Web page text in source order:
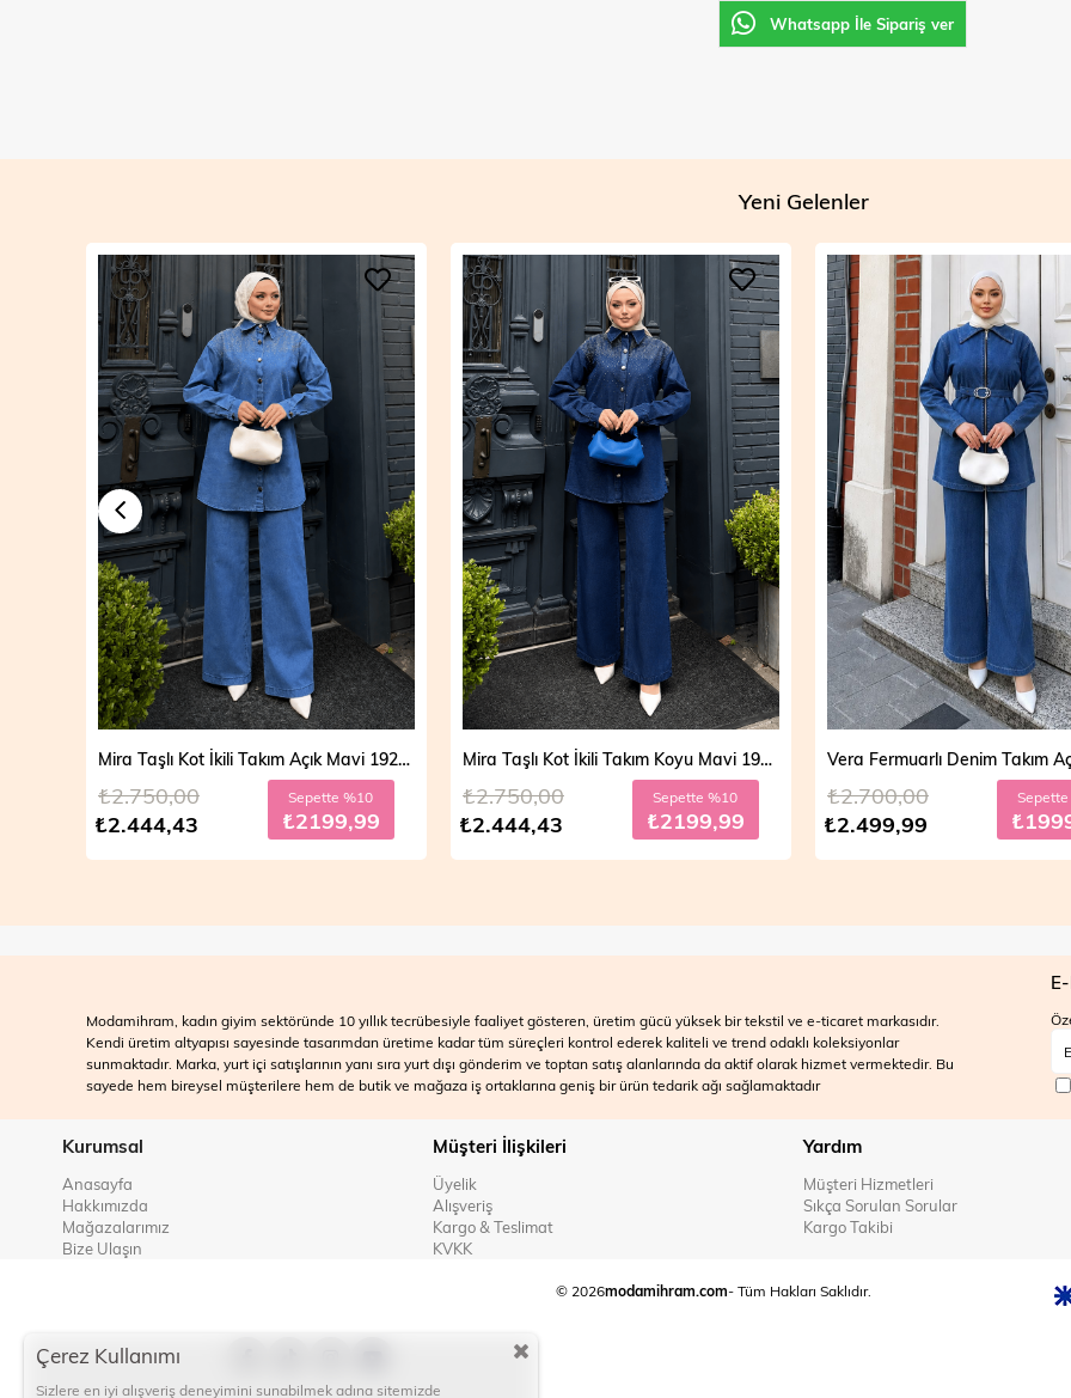
Whatsapp İle Sipariş ver
Yeni Gelenler
Mira Taşlı Kot İkili Takım Koyu Mavi 19286
₺2.444,43
₺2.750,00 Sepette %10
₺2199,99
Vera Fermuarlı Denim Takım Açık Mavi 19298
₺2.499,99
₺2.700,00 Sepette %20
₺1999,99 ₺2.499,99
₺2.700,00
Modamihram, kadın giyim sektöründe 10 yıllık tecrübesiyle faaliyet gösteren, üretim gücü yüksek bir tekstil ve e-ticaret markasıdır.
Kendi üretim altyapısı sayesinde tasarımdan üretime kadar tüm süreçleri kontrol ederek kaliteli ve trend odaklı koleksiyonlar
sunmaktadır. Marka, yurt içi satışlarının yanı sıra yurt dışı gönderim ve toptan satış alanlarında da aktif olarak hizmet vermektedir. Bu
sayede hem bireysel müşterilere hem de butik ve mağaza iş ortaklarına geniş bir ürün tedarik ağı sağlamaktadır
Kurumsal
Anasayfa
Hakkımızda
Mağazalarımız
Bize Ulaşın
Müşteri İlişkileri
Üyelik
Alışveriş
Kargo & Teslimat
KVKK
Yardım
Müşteri Hizmetleri
Sıkça Sorulan Sorular
Kargo Takibi
© 2026modamihram.com- Tüm Hakları Saklıdır.
Çerez Kullanımı
Sizlere en iyi alışveriş deneyimini sunabilmek adına sitemizde